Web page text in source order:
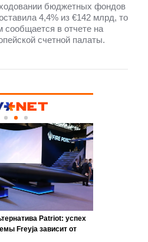
бюджетных фондов
4,4% из €142 млрд, то
в отчете на
счетной палаты.